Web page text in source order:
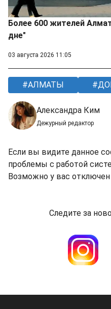
Более 600 жителей
дне"
03 августа 2026 11:05
АЛМАТЫ
Александра Ким
Дежурный редактор
Если вы видите данное
проблемы с работой
Возможно у вас
Следите за